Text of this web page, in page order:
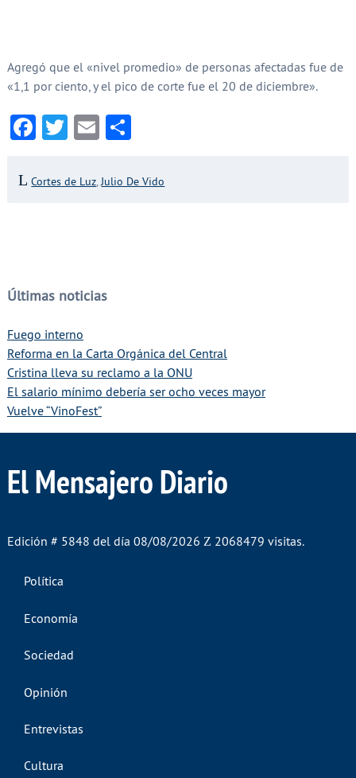
Agregó que el «nivel promedio» de personas afectadas fue de
«1,1 por ciento, y el pico de corte fue el 20 de diciembre».
Facebook
Twitter
EmailCompartir
Cortes de Luz,Julio De Vido
Últimas noticias
Fuego interno
Reforma en la Carta Orgánica del Central
Cristina lleva su reclamo a la ONU
El salario mínimo debería ser ocho veces mayor
Vuelve “VinoFest”
El Mensajero Diario
Edición # 5848 del día 08/08/2026 2068479 visitas.
Política
Economía
Sociedad
Opinión
Entrevistas
Cultura